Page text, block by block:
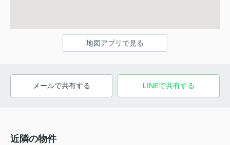
地図アプリで見る
メールで共有する LINEで共有する
近隣の物件